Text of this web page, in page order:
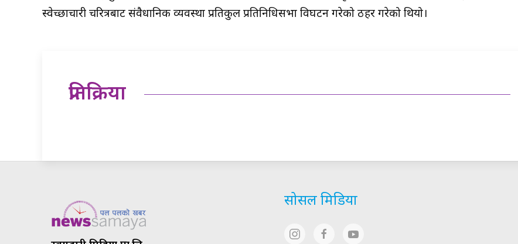
स्वेच्छाचारी चरित्रबाट संवैधानिक व्यवस्था प्रतिकुल प्रतिनिधिसभा विघटन गरेको ठहर गरेको थियो।
प्रतिक्रिया
सोसल मिडिया